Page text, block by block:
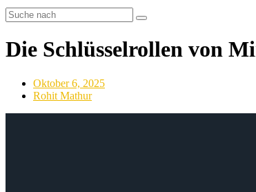
Die Schlüsselrollen von
Oktober 6, 2025
Rohit Mathur